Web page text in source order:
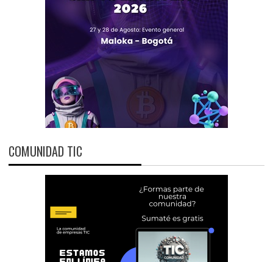
COMUNIDAD TIC